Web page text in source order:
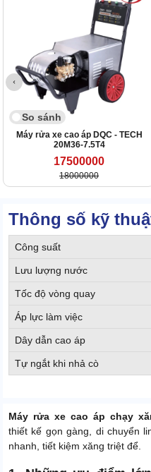
So sánh
Máy rửa xe cao áp DQC - TECH
20M36-7.5T4
17500000
18000000
Thông số kỹ
Công suất
Lưu lượng nước
Tốc độ vòng quay
Áp lực làm việc
Dây dẫn cao áp
Tự ngắt khi nhả cò
Máy rửa xe cao áp chạy
thiết kế gọn gàng, di chuyển
nhanh, tiết kiệm xăng triệt để.